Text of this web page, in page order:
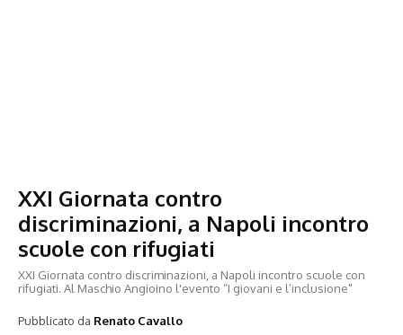
XXI Giornata contro
discriminazioni, a Napoli incontro
scuole con rifugiati
XXI Giornata contro discriminazioni, a Napoli incontro scuole con
rifugiati. Al Maschio Angioino l'evento “I giovani e l’inclusione"
Pubblicato da Renato Cavallo